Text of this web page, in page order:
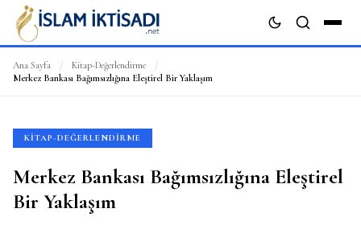
ARA
Ana Sayfa / Kitap-Değerlendirme
/
Merkez Bankası Bağımsızlığına Eleştirel Bir Yaklaşım
KITAP-DEĞERLENDIRME
Merkez Bankası Bağımsızlığına Eleştirel
Bir Yaklaşım